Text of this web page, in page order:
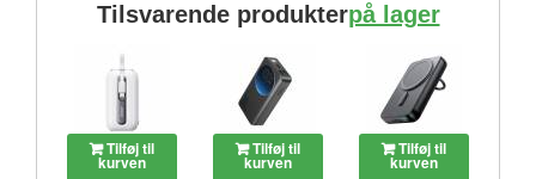
Tilsvarende produkterpå lager
Tilføj til
kurven
Tilføj til
kurven
Tilføj til
kurven